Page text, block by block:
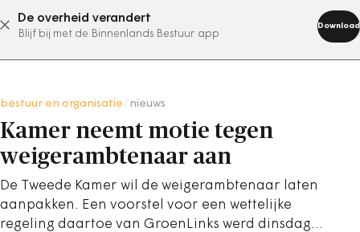
De overheid verandert
Blijf bij met de Binnenlands Bestuur app
Download
abonneer nu
bestuur en organisatie nieuws
Kamer neemt motie tegen
weigerambtenaar aan
De Tweede Kamer wil de weigerambtenaar laten
aanpakken. Een voorstel voor een wettelijke
regeling daartoe van GroenLinks werd dinsdag…